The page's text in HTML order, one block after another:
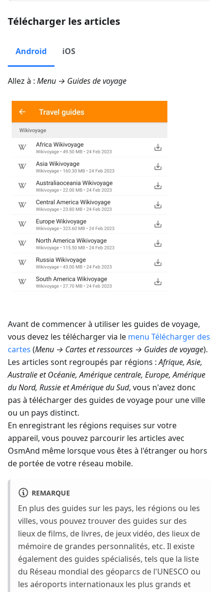
Télécharger les articles
Android iOS
Allez à : Menu → Guides de voyage
Avant de commencer à utiliser les guides de voyage,
vous devez les télécharger via le menu Télécharger des
cartes (Menu → Cartes et ressources → Guides de voyage).
Les articles sont regroupés par régions :Afrique, Asie,
Australie et Océanie, Amérique centrale, Europe, Amérique
du Nord, Russie et Amérique du Sud, vous n'avez donc
pas à télécharger des guides de voyage pour une ville
ou un pays distinct.
En enregistrant les régions requises sur votre
appareil, vous pouvez parcourir les articles avec
OsmAnd même lorsque vous êtes à l'étranger ou hors
de portée de votre réseau mobile.
REMARQUE
En plus des guides sur les pays, les régions ou les
villes, vous pouvez trouver des guides sur des
lieux de films, de livres, de jeux vidéo, des lieux de
mémoire de grandes personnalités, etc. Il existe
également des guides spécialisés, tels que la liste
du Réseau mondial des géoparcs de l'UNESCO ou
les aéroports internationaux les plus grands et